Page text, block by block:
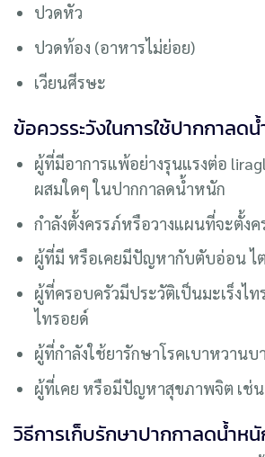
ปวดหัว
ปวดท้อง (อาหารไม่ย่อย)
เวียนศีรษะ
ข้อควรระวังในการใช้ปากกาลด
ผู้ที่มีอาการแพ้อย่างรุนแรงต่อ
ผสมใดๆ ในปากกาลดน้ำหนัก
กําลังตั้งครรภ์หรือวางแผนที่จะตั้งค
ผู้ที่มี หรือเคยมีปัญหากับตับอ่อน ไ
ผู้ที่ครอบครัวมีประวัติเป็นมะเร็งไท
ไทรอยด์
ผู้ที่กำลังใช้ยารักษาโรคเบาหวานบ
ผู้ที่เคย หรือมีปัญหาสุขภาพจิต เช่น
วิธีการเก็บรักษาปากกาลดน้ำห